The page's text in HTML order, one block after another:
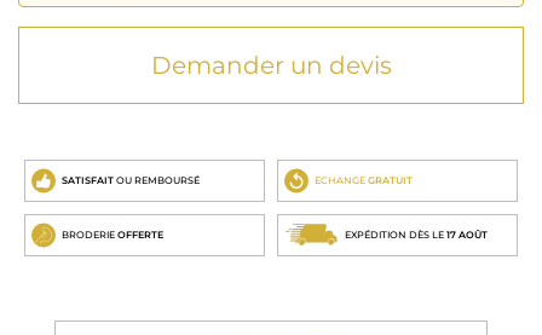
Demander un devis
SATISFAIT OU REMBOURSÉ ECHANGE GRATUIT
BRODERIE OFFERTE EXPÉDITION DÈS LE 17 AOÛT